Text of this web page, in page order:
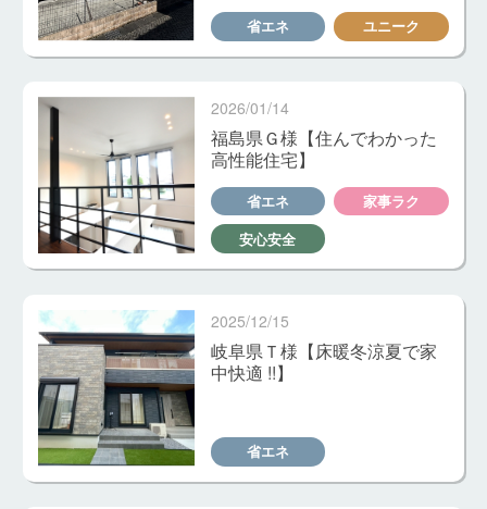
省エネ ユニーク
2026/01/14
福島県Ｇ様【住んでわかった
高性能住宅】
省エネ
家事ラク
安心安全
2025/12/15
岐阜県Ｔ様【床暖冬涼夏で家
中快適 !!】
省エネ